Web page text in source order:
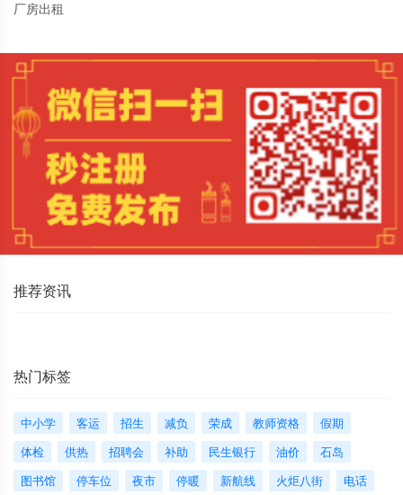
厂房出租
推荐资讯
热门标签
中小学 客运 招生 减负 荣成 教师资格
假期
体检
供热 招聘会 补助 民生银行 油价
石岛
图书馆
停车位 夜市 停暖 新航线 火炬八街 电话